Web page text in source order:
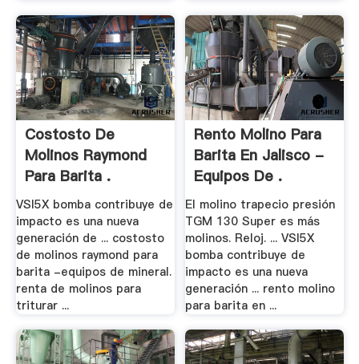
Costosto De
Molinos Raymond
Para Barita .
VSI5X bomba contribuye de
impacto es una nueva
generación de ... costosto
de molinos raymond para
barita -equipos de mineral.
renta de molinos para
triturar ...
Rento Molino Para
Barita En Jalisco -
Equipos De .
El molino trapecio presión
TGM 130 Super es más
molinos. Reloj. ... VSI5X
bomba contribuye de
impacto es una nueva
generación ... rento molino
para barita en ...